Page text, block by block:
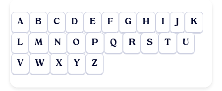
A B C D E F G H I J K
L M N O P Q R S T U
V W X Y Z